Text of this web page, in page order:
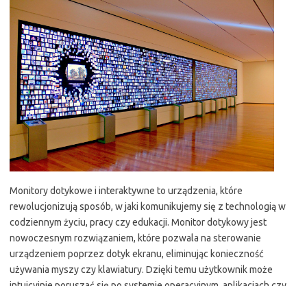
Monitory dotykowe i interaktywne to urządzenia, które
rewolucjonizują sposób, w jaki komunikujemy się z technologią w
codziennym życiu, pracy czy edukacji. Monitor dotykowy jest
nowoczesnym rozwiązaniem, które pozwala na sterowanie
urządzeniem poprzez dotyk ekranu, eliminując konieczność
używania myszy czy klawiatury. Dzięki temu użytkownik może